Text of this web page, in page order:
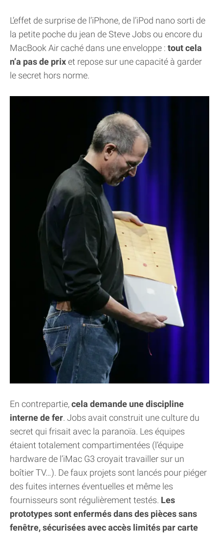
L’effet de surprise de l’iPhone, de l’iPod nano sorti de
la petite poche du jean de Steve Jobs ou encore du
MacBook Air caché dans une enveloppe : tout cela
n’a pas de prixet repose sur une capacité à garder
le secret hors norme.
En contrepartie,cela demande une discipline
interne de fer. Jobs avait construit une culture du
secret qui frisait avec la paranoïa. Les équipes
étaient totalement compartimentées (l’équipe
hardware de l’iMac G3 croyait travailler sur un
boîtier TV…). De faux projets sont lancés pour piéger
des fuites internes éventuelles et même les
fournisseurs sont régulièrement testés. Les
prototypes sont enfermés dans des pièces sans
fenêtre, sécurisées avec accès limités par carte